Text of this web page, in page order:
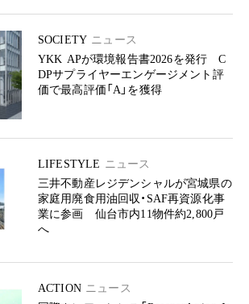
SOCIETY ニュース
YKK APが環境報告書2026を発行 C
DPサプライヤーエンゲージメント評
価で最高評価「A」を獲得
LIFESTYLE ニュース
三井不動産レジデンシャルが宮城県の
家庭用廃食用油回収・SAF再資源化事
業に参画 仙台市内11物件約2,800戸
へ
ACTION ニュース